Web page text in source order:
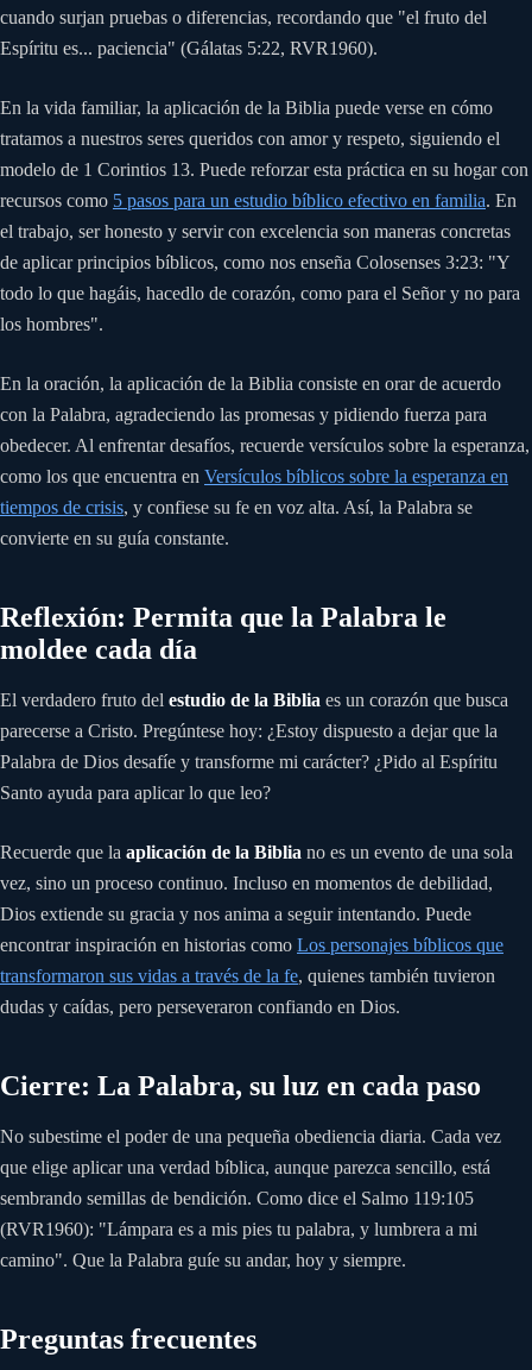
cuando surjan pruebas o diferencias, recordando que "el fruto del
Espíritu es... paciencia" (Gálatas 5:22, RVR1960).
En la vida familiar, la aplicación de la Biblia puede verse en cómo
tratamos a nuestros seres queridos con amor y respeto, siguiendo el
modelo de 1 Corintios 13. Puede reforzar esta práctica en su hogar con
recursos como 5 pasos para un estudio bíblico efectivo en familia. En
el trabajo, ser honesto y servir con excelencia son maneras concretas
de aplicar principios bíblicos, como nos enseña Colosenses 3:23: "Y
todo lo que hagáis, hacedlo de corazón, como para el Señor y no para
los hombres".
En la oración, la aplicación de la Biblia consiste en orar de acuerdo
con la Palabra, agradeciendo las promesas y pidiendo fuerza para
obedecer. Al enfrentar desafíos, recuerde versículos sobre la esperanza,
como los que encuentra en Versículos bíblicos sobre la esperanza en
tiempos de crisis, y confiese su fe en voz alta. Así, la Palabra se
convierte en su guía constante.
Reflexión: Permita que la Palabra le
moldee cada día
El verdadero fruto del estudio de la Biblia es un corazón que busca
parecerse a Cristo. Pregúntese hoy: ¿Estoy dispuesto a dejar que la
Palabra de Dios desafíe y transforme mi carácter? ¿Pido al Espíritu
Santo ayuda para aplicar lo que leo?
Recuerde que la aplicación de la Biblia no es un evento de una sola
vez, sino un proceso continuo. Incluso en momentos de debilidad,
Dios extiende su gracia y nos anima a seguir intentando. Puede
encontrar inspiración en historias como Los personajes bíblicos que
transformaron sus vidas a través de la fe, quienes también tuvieron
dudas y caídas, pero perseveraron confiando en Dios.
Cierre: La Palabra, su luz en cada paso
No subestime el poder de una pequeña obediencia diaria. Cada vez
que elige aplicar una verdad bíblica, aunque parezca sencillo, está
sembrando semillas de bendición. Como dice el Salmo 119:105
(RVR1960): "Lámpara es a mis pies tu palabra, y lumbrera a mi
camino". Que la Palabra guíe su andar, hoy y siempre.
Preguntas frecuentes